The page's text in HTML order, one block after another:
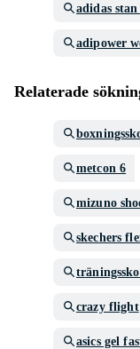
adidas
adipower
Relaterade
metcon 6
mizuno
skechers
crazy flight
asics gel